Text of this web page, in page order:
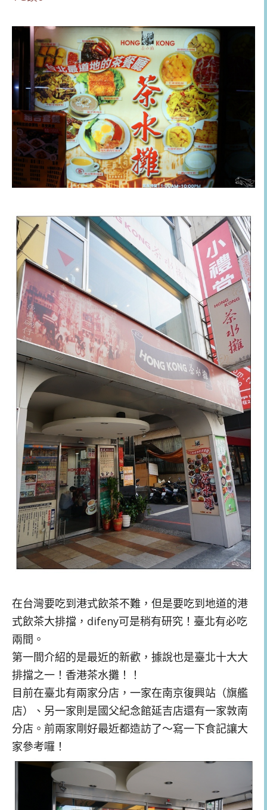
在台灣要吃到港式飲茶不難，但是要吃到地道的港
式飲茶大排擋，difeny可是稍有研究！臺北有必吃
兩間。
第一間介紹的是最近的新歡，據說也是臺北十大大
排擋之一！香港茶水攤！！
目前在臺北有兩家分店，一家在南京復興站（旗艦
店）、另一家則是國父紀念館延吉店還有一家敦南
分店。前兩家剛好最近都造訪了～寫一下食記讓大
家參考囉！